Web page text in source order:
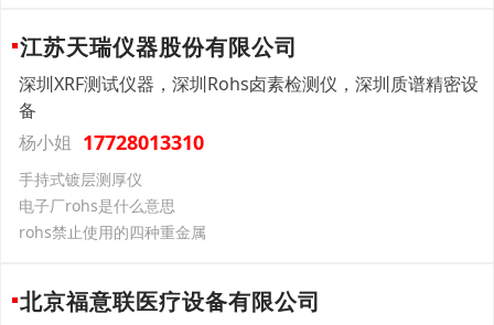
江苏天瑞仪器股份有限公司
深圳XRF测试仪器，深圳Rohs卤素检测仪，深圳质谱精密设
备
杨小姐 17728013310
手持式镀层测厚仪
电子厂rohs是什么意思
rohs禁止使用的四种重金属
北京福意联医疗设备有限公司